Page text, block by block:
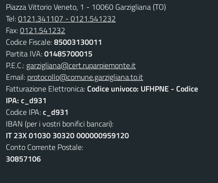
Piazza Vittorio Veneto, 1 - 10060 Garzigliana (TO)
Tel:0121.341107 - 0121.541232
Fax:0121.541232
Codice Fiscale:85003130011
Partita IVA:01485700015
P.E.C.: garzigliana@cert.ruparpiemonte.it
Email: protocollo@comune.garzigliana.to.it
Fatturazione Elettronica:Codice univoco: UFHPNE - Codice
IPA: c_d931
Codice IPA:c_d931
IBAN (per i vostri bonifici bancari):
IT 23X 01030 30320 000000959120
Conto Corrente Postale:
30857106